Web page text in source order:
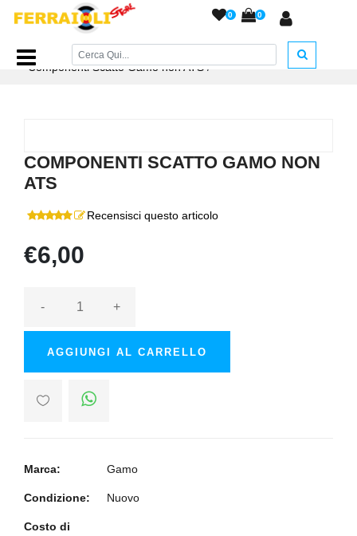
0 0
Home Page/RICAMBI/Pistoni e Gruppi Scatto/
Componenti Scatto Gamo non ATS/
COMPONENTI SCATTO GAMO NON
ATS
Recensisci questo articolo
€6,00
- +
AGGIUNGI AL CARRELLO
Marca: Gamo
Condizione: Nuovo
Costo di